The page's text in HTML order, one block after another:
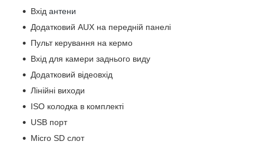
Вхід антени
Додатковий AUX на передній панелі
Пульт керування на кермо
Вхід для камери заднього виду
Додатковий відеовхід
Лінійні виходи
ISO колодка в комплекті
USB порт
Micro SD слот